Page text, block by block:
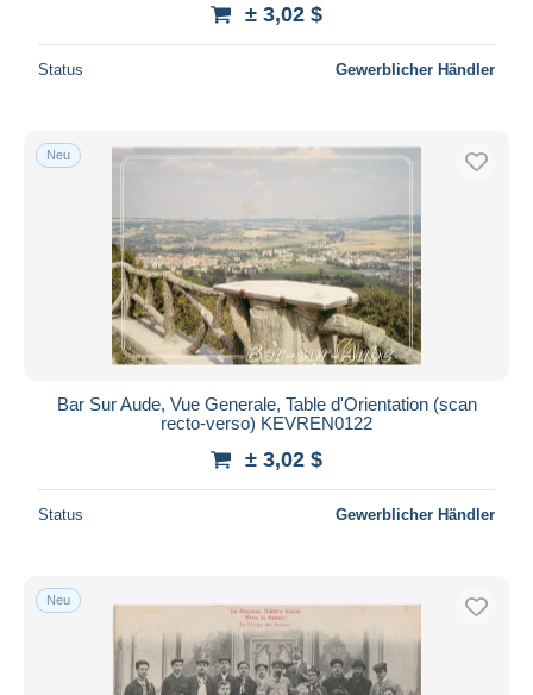
± 3,02 $
Status Gewerblicher Händler
Neu
Bar Sur Aude, Vue Generale, Table d'Orientation (scan
recto-verso) KEVREN0122
± 3,02 $
Status Gewerblicher Händler
Neu